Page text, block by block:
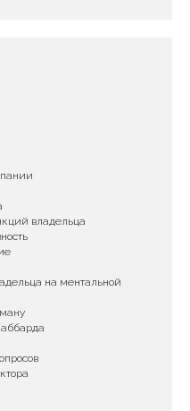
владельца
на ментальной